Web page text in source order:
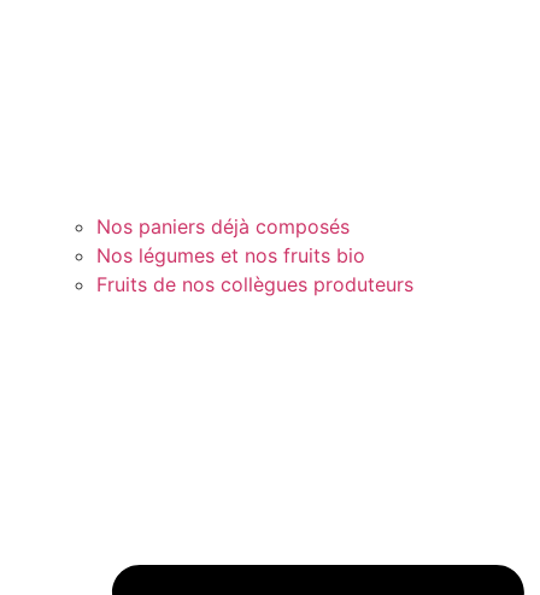
Nos paniers déjà composés
Nos légumes et nos fruits bio
Fruits de nos collègues produteurs